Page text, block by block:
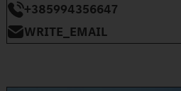
+385994356647
WRITE_EMAIL